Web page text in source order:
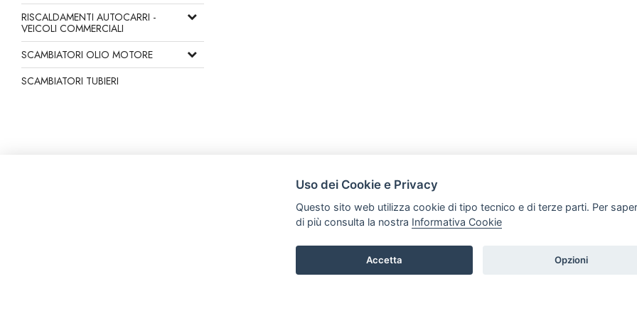
RISCALDAMENTI AUTOCARRI -
VEICOLI COMMERCIALI
SCAMBIATORI OLIO MOTORE
SCAMBIATORI TUBIERI
Tel. +39 3505286617 Email: crsradiatori@gmail.com P.iva: 05981510877
PRODOTTI
Uso dei Cookie e Privacy
Questo sito web utilizza cookie di tipo tecnico e di terze parti. Per
di più consulta la nostra Informativa Cookie
Accetta Opzioni